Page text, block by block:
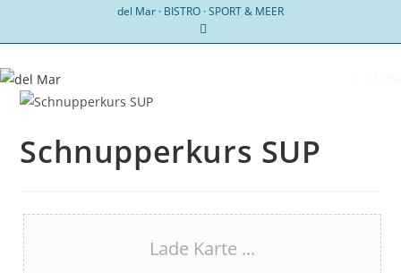
del Mar · BISTRO · SPORT & MEER
Schnupperkurs SUP
Lade Karte ...